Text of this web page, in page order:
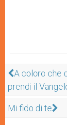
A coloro che
prendi il
Mi fido di te